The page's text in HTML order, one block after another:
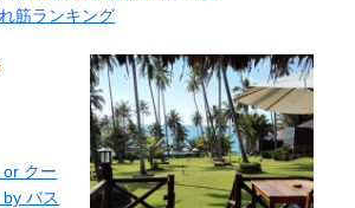
筋ランキング
クー
バス